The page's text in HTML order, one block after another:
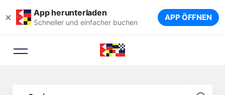
× App herunterladen
Schneller und einfacher buchen APP ÖFFNEN